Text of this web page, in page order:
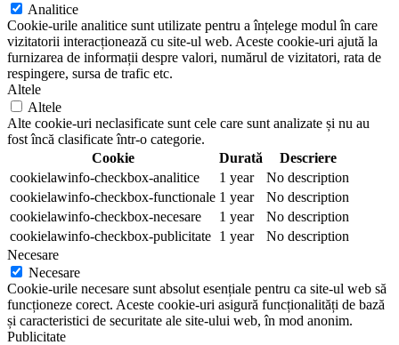
Analitice
Cookie-urile analitice sunt utilizate pentru a înțelege modul în care
vizitatorii interacționează cu site-ul web. Aceste cookie-uri ajută la
furnizarea de informații despre valori, numărul de vizitatori, rata de
respingere, sursa de trafic etc.
Altele
Altele
Alte cookie-uri neclasificate sunt cele care sunt analizate și nu au
fost încă clasificate într-o categorie.
Cookie
Durată
Descriere
cookielawinfo-checkbox-analitice
1 year
No description
cookielawinfo-checkbox-functionale 1 year
No description
cookielawinfo-checkbox-necesare
1 year
No description
cookielawinfo-checkbox-publicitate 1 year
No description
Necesare
Necesare
Cookie-urile necesare sunt absolut esențiale pentru ca site-ul web să
funcționeze corect. Aceste cookie-uri asigură funcționalități de bază
și caracteristici de securitate ale site-ului web, în mod anonim.
Publicitate